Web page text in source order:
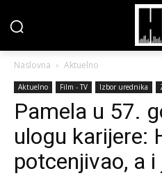
Naslovna Aktuelno
Aktuelno Film - TV Izbor urednika
Pamela u 57.
ulogu karijere:
potcenjivao, a